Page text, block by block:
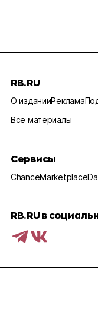
RB.RU
О изданииРеклама
Все материалы
Сервисы
ChanceMarketplace
RB.RU в